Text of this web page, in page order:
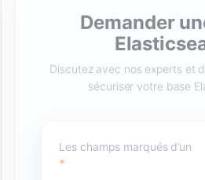
Demander
Discutez avec nos experts et
sécuriser votre base
Les champs marqués d’un
*